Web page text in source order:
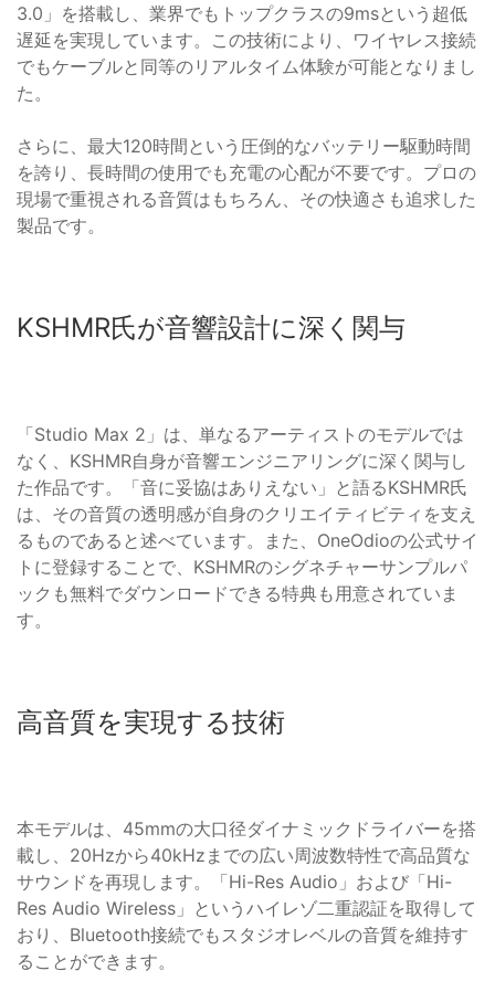
3.0」を搭載し、業界でもトップクラスの9msという超低
遅延を実現しています。この技術により、ワイヤレス接続
でもケーブルと同等のリアルタイム体験が可能となりまし
た。
さらに、最大120時間という圧倒的なバッテリー駆動時間
を誇り、長時間の使用でも充電の心配が不要です。プロの
現場で重視される音質はもちろん、その快適さも追求した
製品です。
KSHMR氏が音響設計に深く関与
「Studio Max 2」は、単なるアーティストのモデルでは
なく、KSHMR自身が音響エンジニアリングに深く関与し
た作品です。「音に妥協はありえない」と語るKSHMR氏
は、その音質の透明感が自身のクリエイティビティを支え
るものであると述べています。また、OneOdioの公式サイ
トに登録することで、KSHMRのシグネチャーサンプルパ
ックも無料でダウンロードできる特典も用意されていま
す。
高音質を実現する技術
本モデルは、45mmの大口径ダイナミックドライバーを搭
載し、20Hzから40kHzまでの広い周波数特性で高品質な
サウンドを再現します。「Hi-Res Audio」および「Hi-
Res Audio Wireless」というハイレゾ二重認証を取得して
おり、Bluetooth接続でもスタジオレベルの音質を維持す
ることができます。